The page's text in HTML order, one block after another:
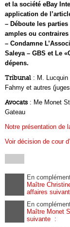
et la société eBay
application de
– Déboute les
amples ou contraires
– Condamne
Saleya – GBS et Le
dépens.
Tribunal : M. Lucquin
Fahmy et autres
Avocats : Me Monet
Gateau
Notre présentation de
Voir décision de cour
En
Maître
affaires
En
Maître Monet
suivante :